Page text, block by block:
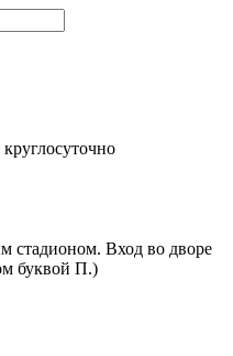
стадионом. Вход во дворе
буквой П.)